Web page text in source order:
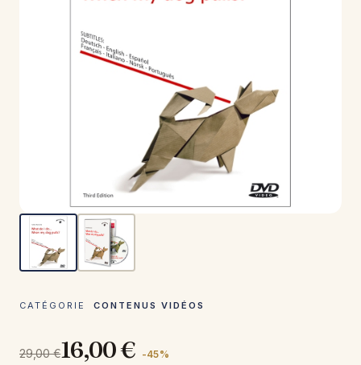
CATÉGORIE CONTENUS VIDÉOS
29,00 €16,00 € -45 %